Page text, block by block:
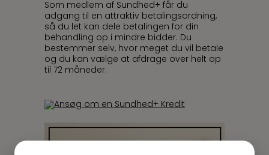
Som medlem af Sundhed+ får du
adgang til en attraktiv betalingsordning,
så du let kan dele betalingen for din
behandling op i mindre bidder. Du
bestemmer selv, hvor meget du vil betale
og du kan vælge at afdrage over helt op
til 72 måneder.